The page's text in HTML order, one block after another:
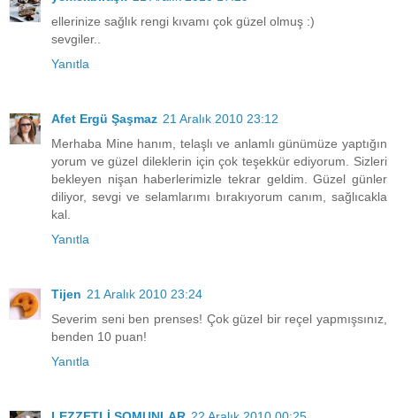
ellerinize sağlık rengi kıvamı çok güzel olmuş :)
sevgiler..
Yanıtla
Afet Ergü Şaşmaz 21 Aralık 2010 23:12
Merhaba Mine hanım, telaşlı ve anlamlı günümüze yaptığın
yorum ve güzel dileklerin için çok teşekkür ediyorum. Sizleri
bekleyen nişan haberlerimizle tekrar geldim. Güzel günler
diliyor, sevgi ve selamlarımı bırakıyorum canım, sağlıcakla
kal.
Yanıtla
Tijen 21 Aralık 2010 23:24
Severim seni ben prenses! Çok güzel bir reçel yapmışsınız,
benden 10 puan!
Yanıtla